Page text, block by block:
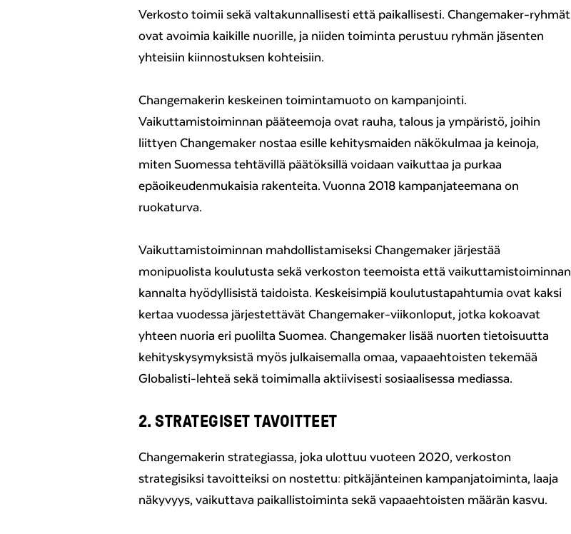
Verkosto toimii sekä valtakunnallisesti että paikallisesti. Changemaker-ryhmät
ovat avoimia kaikille nuorille, ja niiden toiminta perustuu ryhmän jäsenten
yhteisiin kiinnostuksen kohteisiin.
Changemakerin keskeinen toimintamuoto on kampanjointi.
Vaikuttamistoiminnan pääteemoja ovat rauha, talous ja ympäristö, joihin
liittyen Changemaker nostaa esille kehitysmaiden näkökulmaa ja keinoja,
miten Suomessa tehtävillä päätöksillä voidaan vaikuttaa ja purkaa
epäoikeudenmukaisia rakenteita. Vuonna 2018 kampanjateemana on
ruokaturva.
Vaikuttamistoiminnan mahdollistamiseksi Changemaker järjestää
monipuolista koulutusta sekä verkoston teemoista että vaikuttamistoiminnan
kannalta hyödyllisistä taidoista. Keskeisimpiä koulutustapahtumia ovat kaksi
kertaa vuodessa järjestettävät Changemaker-viikonloput, jotka kokoavat
yhteen nuoria eri puolilta Suomea. Changemaker lisää nuorten tietoisuutta
kehityskysymyksistä myös julkaisemalla omaa, vapaaehtoisten tekemää
Globalisti-lehteä sekä toimimalla aktiivisesti sosiaalisessa mediassa.
2. STRATEGISET TAVOITTEET
Changemakerin strategiassa, joka ulottuu vuoteen 2020, verkoston
strategisiksi tavoitteiksi on nostettu: pitkäjänteinen kampanjatoiminta, laaja
näkyvyys, vaikuttava paikallistoiminta sekä vapaaehtoisten määrän kasvu.